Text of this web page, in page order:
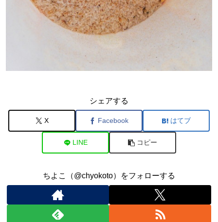
シェアする
X Facebook はてブ
LINE コピー
ちよこ（@chyokoto）をフォローする